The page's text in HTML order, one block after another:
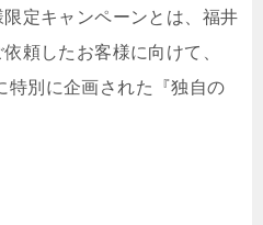
定キャンペーンとは、福井
頼したお客様に向けて、
特別に企画された『独自の